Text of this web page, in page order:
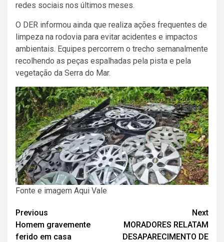
redes sociais nos últimos meses.
O DER informou ainda que realiza ações frequentes de
limpeza na rodovia para evitar acidentes e impactos
ambientais. Equipes percorrem o trecho semanalmente
recolhendo as peças espalhadas pela pista e pela
vegetação da Serra do Mar.
Fonte e imagem Aqui Vale
Post
navigation
Previous
Homem gravemente
ferido em casa
Next
MORADORES RELATAM
DESAPARECIMENTO DE